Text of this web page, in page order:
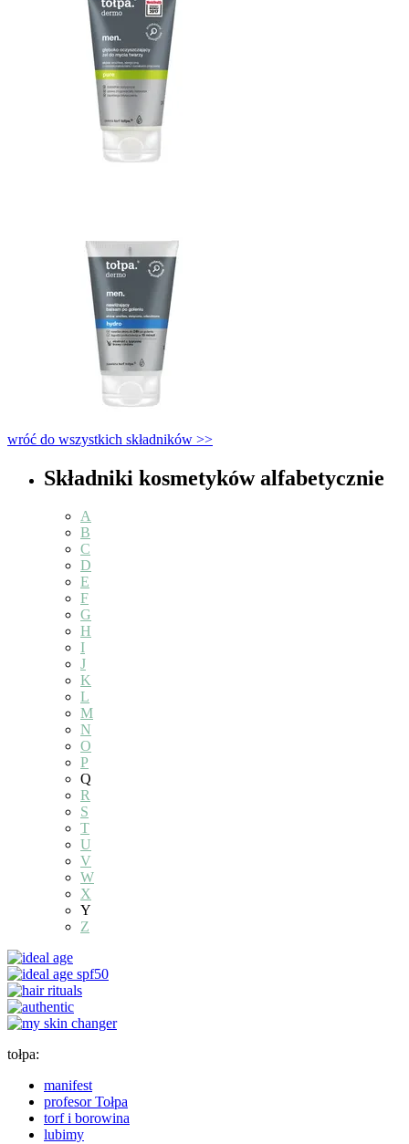
wróć do wszystkich składników >>
Składniki kosmetyków alfabetycznie
A
B
C
D
E
F
G
H
I
J
K
L
M
N
O
P
Q
R
S
T
U
V
W
X
Y
Z
tołpa:
manifest
profesor Tołpa
torf i borowina
lubimy